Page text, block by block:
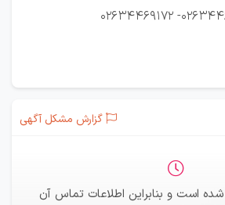
گزارش مشکل آگهی
است و بنابراین اطلاعات تماس آن